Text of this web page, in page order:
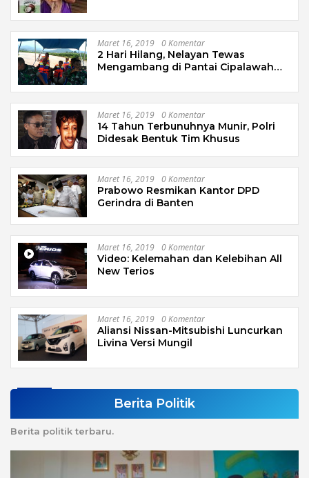
Maret 16, 2019 0 Komentar
2 Hari Hilang, Nelayan Tewas
Mengambang di Pantai Cipalawah
Maret 16, 2019 0 Komentar
14 Tahun Terbunuhnya Munir, Polri
Didesak Bentuk Tim Khusus
Maret 16, 2019 0 Komentar
Prabowo Resmikan Kantor DPD
Gerindra di Banten
Maret 16, 2019 0 Komentar
Video: Kelemahan dan Kelebihan All
New Terios
Maret 16, 2019 0 Komentar
Aliansi Nissan-Mitsubishi Luncurkan
Livina Versi Mungil
Berita Politik
Berita politik terbaru.